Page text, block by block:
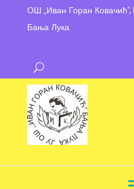
ОШ „Иван Горан
Бања Лука